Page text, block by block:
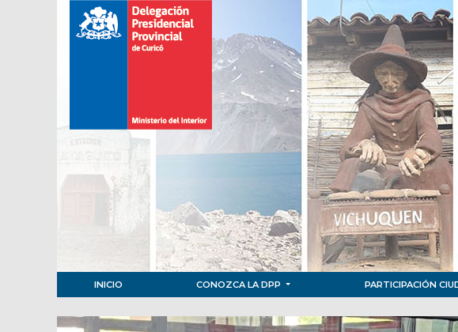
INICIO CONOZCA LA DPP PARTICIPACIÓN